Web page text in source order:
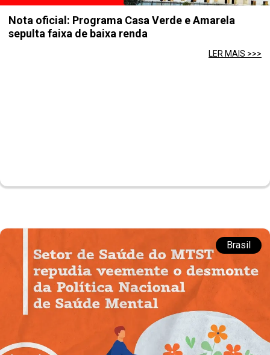
Nota oficial: Programa Casa Verde e Amarela
sepulta faixa de baixa renda
LER MAIS >>>
Brasil